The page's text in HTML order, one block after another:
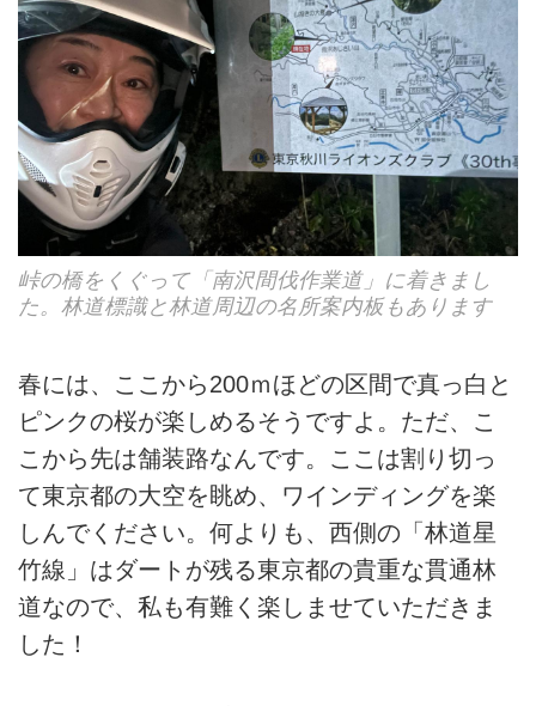
峠の橋をくぐって「南沢間伐作業道」に着きまし
た。林道標識と林道周辺の名所案内板もあります
春には、ここから200ｍほどの区間で真っ白と
ピンクの桜が楽しめるそうですよ。ただ、こ
こから先は舗装路なんです。ここは割り切っ
て東京都の大空を眺め、ワインディングを楽
しんでください。何よりも、西側の「林道星
竹線」はダートが残る東京都の貴重な貫通林
道なので、私も有難く楽しませていただきま
した！